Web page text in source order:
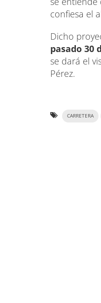
confiesa el
Dicho
pasado 30
se dará el
Pérez.
CARRETERA